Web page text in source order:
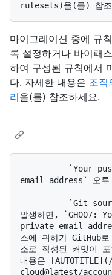
마이그레이션 중에 규
록 설정하거나 바이패
하여 구성된 규칙에서
다. 자세한 내용은 조직
리을(를) 참조하세요.
email address` 오류
발생하면, `GH007:
private email
스에 귀하가 GitHub
소로 작성된 커밋이
내용은
cloud@latest/